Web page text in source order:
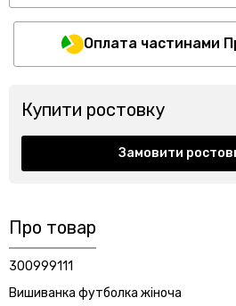
Оплата частинами
Купити ростовку
Замовити
Про товар
300999111
Вишиванка футболка жіноча